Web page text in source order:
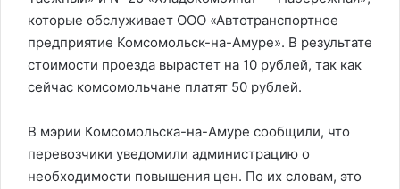
которые обслуживает ООО «Автотранспортное
предприятие Комсомольск-на-Амуре». В результате
стоимости проезда вырастет на 10 рублей, так как
сейчас комсомольчане платят 50 рублей.
В мэрии Комсомольска-на-Амуре сообщили, что
перевозчики уведомили администрацию о
необходимости повышения цен. По их словам, это